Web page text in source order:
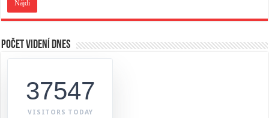
Počet videní dnes
37547
VISITORS TODAY